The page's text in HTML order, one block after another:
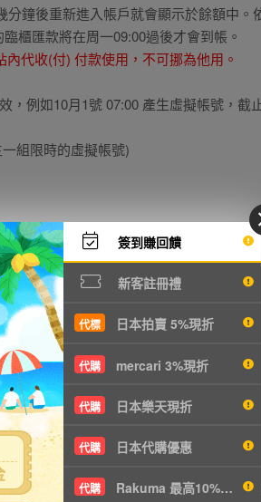
簽到賺回饋
新客註冊禮
代標 日本拍賣 5%現折
代購 mercari 3%現折
代購 日本樂天現折
代購 日本代購優惠
代購 Rakuma 最高10%現折
鐘後重新進入帳戶就會顯示於餘額中。
櫃匯款將在周一09:00過後才會到帳。
代收(付) 付款使用，不可挪為他用。
，例如10月1號 07:00 產生虛擬帳號，截
組限時的虛擬帳號)
將自動取消繳款單，請重新申請。
請成立多筆訂單。
，約需15個工作日(不含假日)，進行取消